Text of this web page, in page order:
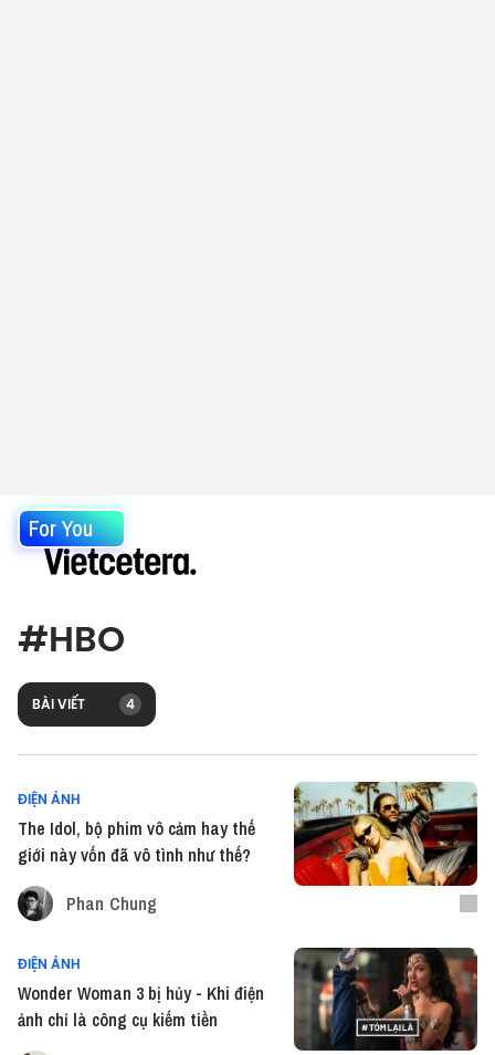
For You
#HBO
BÀI VIẾT 4
ĐIỆN ẢNH
The Idol, bộ phim vô cảm hay thế
giới này vốn đã vô tình như thế?
Phan Chung
ĐIỆN ẢNH
Wonder Woman 3 bị hủy - Khi điện
ảnh chỉ là công cụ kiếm tiền